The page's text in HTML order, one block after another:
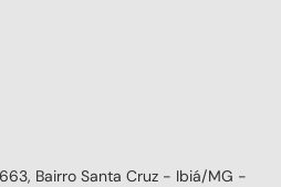
Bairro Santa Cruz - Ibiá/MG -